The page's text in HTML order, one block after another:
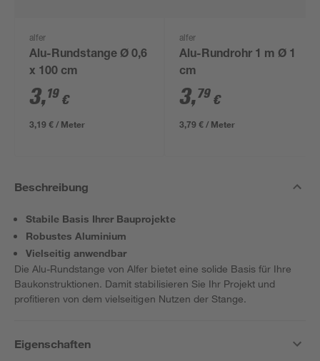
alfer
Alu-Rundstange Ø 0,6
x 100 cm
3,19 €
3,19 € / Meter
alfer
Alu-Rundrohr 1 m Ø 1
cm
3,79 €
3,79 € / Meter
Beschreibung
Stabile Basis Ihrer Bauprojekte
Robustes Aluminium
Vielseitig anwendbar
Die Alu-Rundstange von Alfer bietet eine solide Basis für Ihre
Baukonstruktionen. Damit stabilisieren Sie Ihr Projekt und
profitieren von dem vielseitigen Nutzen der Stange.
Eigenschaften